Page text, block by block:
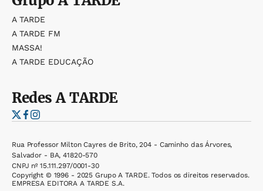
A TARDE
A TARDE FM
MASSA!
A TARDE EDUCAÇÃO
RedesA TARDE
Rua Professor Milton Cayres de Brito, 204 - Caminho das Árvores,
Salvador - BA, 41820-570
CNPJ nº 15.111.297/0001-30
Copyright © 1996 - 2025 Grupo A TARDE. Todos os direitos reservados.
EMPRESA EDITORA A TARDE S.A.